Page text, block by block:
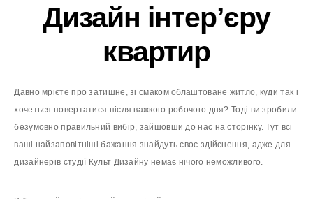
Природна сучасність
Дизайн інтер’єру
квартир
Давно мрієте про затишне, зі смаком облаштоване житло, куди так і
хочеться повертатися після важкого робочого дня? Тоді ви зробили
безумовно правильний вибір, зайшовши до нас на сторінку. Тут всі
ваші найзаповітніші бажання знайдуть своє здійснення, адже для
дизайнерів студії Культ Дизайну немає нічого неможливого.